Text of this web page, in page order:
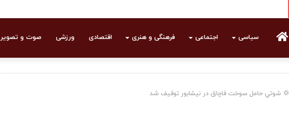
سیاسی اجتماعی فرهنگی و هنری اقتصادی ورزشی صوت و تصویر
💢 شوتي حامل سوخت قاچاق در نیشابور توقیف شد